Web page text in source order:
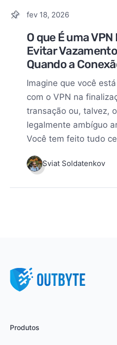
fev 18, 2026
O que É uma
Evitar
Quando a
Imagine que você
com o VPN na
transação ou, talvez,
legalmente ambíguo
Você tem feito tudo
Sviat Soldatenkov
Produtos